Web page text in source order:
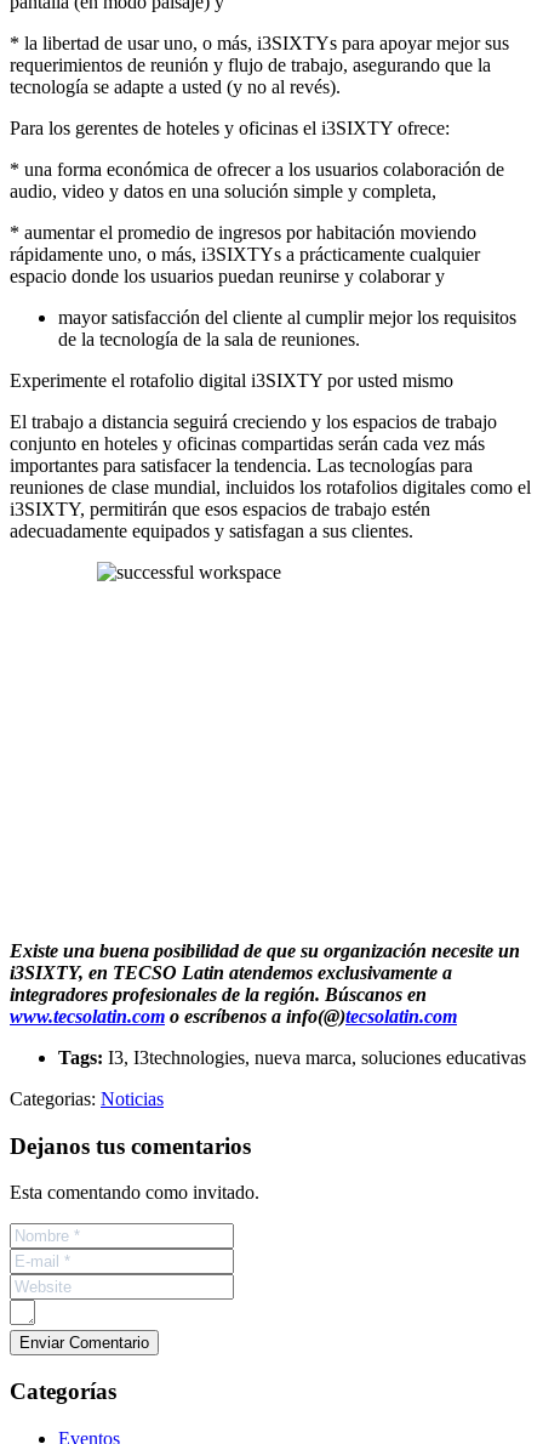
* la libertad de usar uno, o más, i3SIXTYs para apoyar mejor sus
requerimientos de reunión y flujo de trabajo, asegurando que la
tecnología se adapte a usted (y no al revés).
Para los gerentes de hoteles y oficinas el i3SIXTY ofrece:
* una forma económica de ofrecer a los usuarios colaboración de
audio, video y datos en una solución simple y completa,
* aumentar el promedio de ingresos por habitación moviendo
rápidamente uno, o más, i3SIXTYs a prácticamente cualquier
espacio donde los usuarios puedan reunirse y colaborar y
mayor satisfacción del cliente al cumplir mejor los requisitos
de la tecnología de la sala de reuniones.
Experimente el rotafolio digital i3SIXTY por usted mismo
El trabajo a distancia seguirá creciendo y los espacios de trabajo
conjunto en hoteles y oficinas compartidas serán cada vez más
importantes para satisfacer la tendencia. Las tecnologías para
reuniones de clase mundial, incluidos los rotafolios digitales como el
i3SIXTY, permitirán que esos espacios de trabajo estén
adecuadamente equipados y satisfagan a sus clientes.
Existe una buena posibilidad de que su organización necesite un
i3SIXTY, en TECSO Latin atendemos exclusivamente a
integradores profesionales de la región. Búscanos en
www.tecsolatin.com o escríbenos a info(@)tecsolatin.com
Tags: I3, I3technologies, nueva marca, soluciones educativas
Categorias: Noticias
Dejanos tus comentarios
Esta comentando como invitado.
Categorías
Eventos